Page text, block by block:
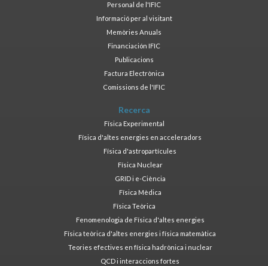
Personal de l'IFIC
Informació per al visitant
Memòries Anuals
Financiación IFIC
Publicacions
Factura Electrònica
Comissions de l'IFIC
Recerca
Física Experimental
Física d'altes energies en acceleradors
Física d'astropartícules
Física Nuclear
GRID i e-Ciència
Física Mèdica
Física Teòrica
Fenomenologia de Física d'altes energies
Física teòrica d'altes energies i física matemàtica
Teories efectives en física hadrònica i nuclear
QCD i interaccions fortes